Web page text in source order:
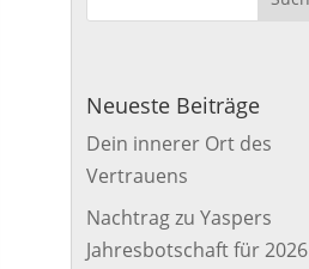
Neueste Beiträge
Dein innerer Ort des
Vertrauens
Nachtrag zu Yaspers
Jahresbotschaft für 2026